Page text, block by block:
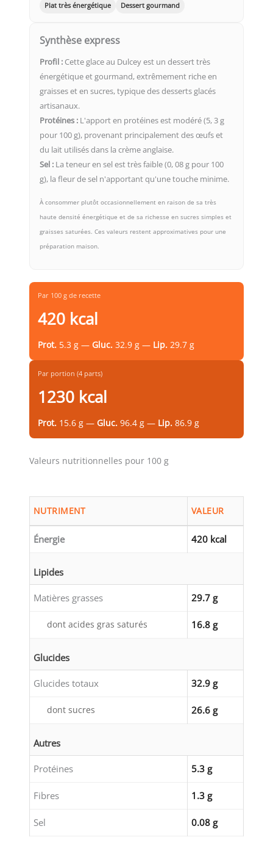
Plat très énergétique
Dessert gourmand
Synthèse express
Profil : Cette glace au Dulcey est un dessert très
énergétique et gourmand, extrêmement riche en
graisses et en sucres, typique des desserts glacés
artisanaux.
Protéines : L'apport en protéines est modéré (5, 3 g
pour 100 g), provenant principalement des œufs et
du lait utilisés dans la crème anglaise.
Sel : La teneur en sel est très faible (0, 08 g pour 100
g), la fleur de sel n'apportant qu'une touche minime.
À consommer plutôt occasionnellement en raison de sa très
haute densité énergétique et de sa richesse en sucres simples et
graisses saturées. Ces valeurs restent approximatives pour une
préparation maison.
Par 100 g de recette
420 kcal
Prot. 5.3 g — Gluc. 32.9 g — Lip. 29.7 g
Par portion (4 parts)
1230 kcal
Prot. 15.6 g — Gluc. 96.4 g — Lip. 86.9 g
Valeurs nutritionnelles pour 100 g
NUTRIMENT VALEUR
Énergie 420 kcal
Lipides
Matières grasses 29.7 g
dont acides gras saturés 16.8 g
Glucides
Glucides totaux 32.9 g
dont sucres 26.6 g
Autres
Protéines 5.3 g
Fibres 1.3 g
Sel 0.08 g